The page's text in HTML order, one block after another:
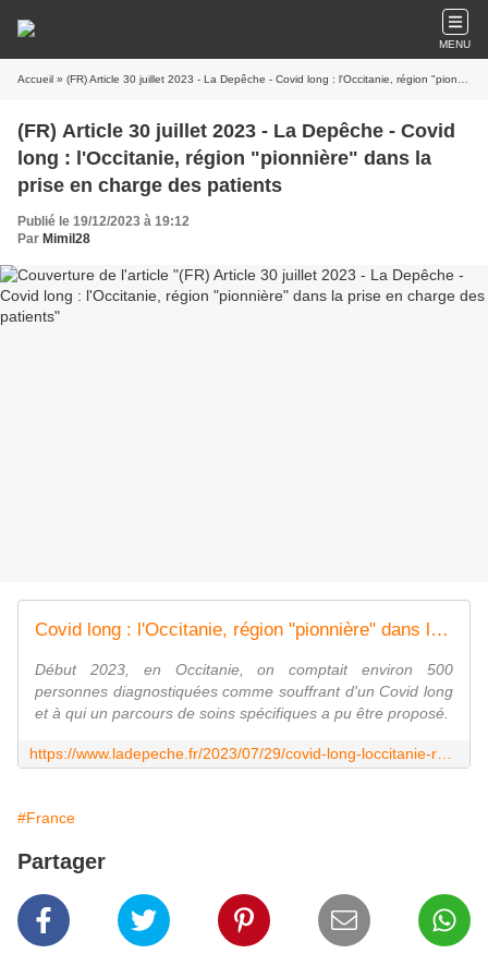
MENU
Accueil » (FR) Article 30 juillet 2023 - La Depêche - Covid long : l'Occitanie, région "pionnière" dans la prise en charge des patients
(FR) Article 30 juillet 2023 - La Depêche - Covid
long : l'Occitanie, région "pionnière" dans la
prise en charge des patients
Publié le 19/12/2023 à 19:12
Par Mimil28
Covid long : l'Occitanie, région "pionnière" dans la prise en charge des patients
Début 2023, en Occitanie, on comptait environ 500
personnes diagnostiquées comme souffrant d'un Covid long
et à qui un parcours de soins spécifiques a pu être proposé.
#France
Partager